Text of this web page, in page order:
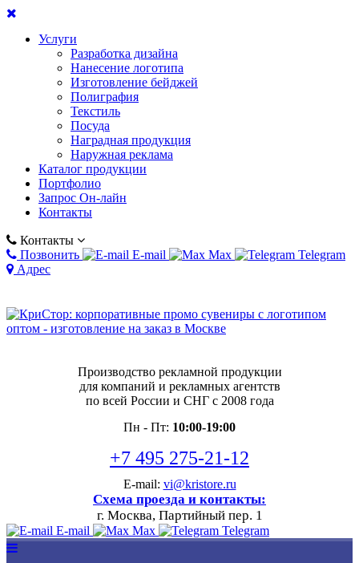
Услуги
Разработка дизайна
Нанесение логотипа
Изготовление бейджей
Полиграфия
Текстиль
Посуда
Наградная продукция
Наружная реклама
Каталог продукции
Портфолио
Запрос Он-лайн
Контакты
Контакты
Позвонить
E-mail Max
Telegram
Адрес
Производство рекламной продукции
для компаний и рекламных агентств
по всей России и СНГ с 2008 года
Пн - Пт: 10:00-19:00
+7 495 275-21-12
E-mail: vi@kristore.ru
Схема проезда и контакты:
г. Москва, Партийный пер. 1
E-mail Max Telegram